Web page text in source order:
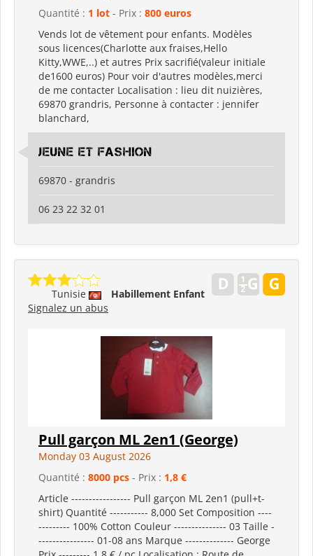
Quantité : 1 lot - Prix : 800 euros
Vends lot de vêtement pour enfants. Modèles
sous licences(Charlotte aux fraises,Hello
Kitty,WWE,..) et autres Prix sacrifié(valeur initiale
de1600 euros) Pour voir d'autres modèles,merci
de me contacter Localisation : lieu dit nuizières,
69870 grandris, Personne à contacter : jennifer
blanchard,
jeune et fashion
69870 - grandris
06 23 22 32 01
Tunisie
Habillement Enfant
Signalez un abus
Pull garçon ML 2en1 (George)
Monday 03 August 2026
Quantité : 8000 pcs - Prix : 1,8 €
Article ----------------- Pull garçon ML 2en1 (pull+t-
shirt) Quantité ----------- 8,000 Set Composition ----
--------- 100% Cotton Couleur --------------- 03 Taille -
---------------- 01-08 ans Marque -------------- George